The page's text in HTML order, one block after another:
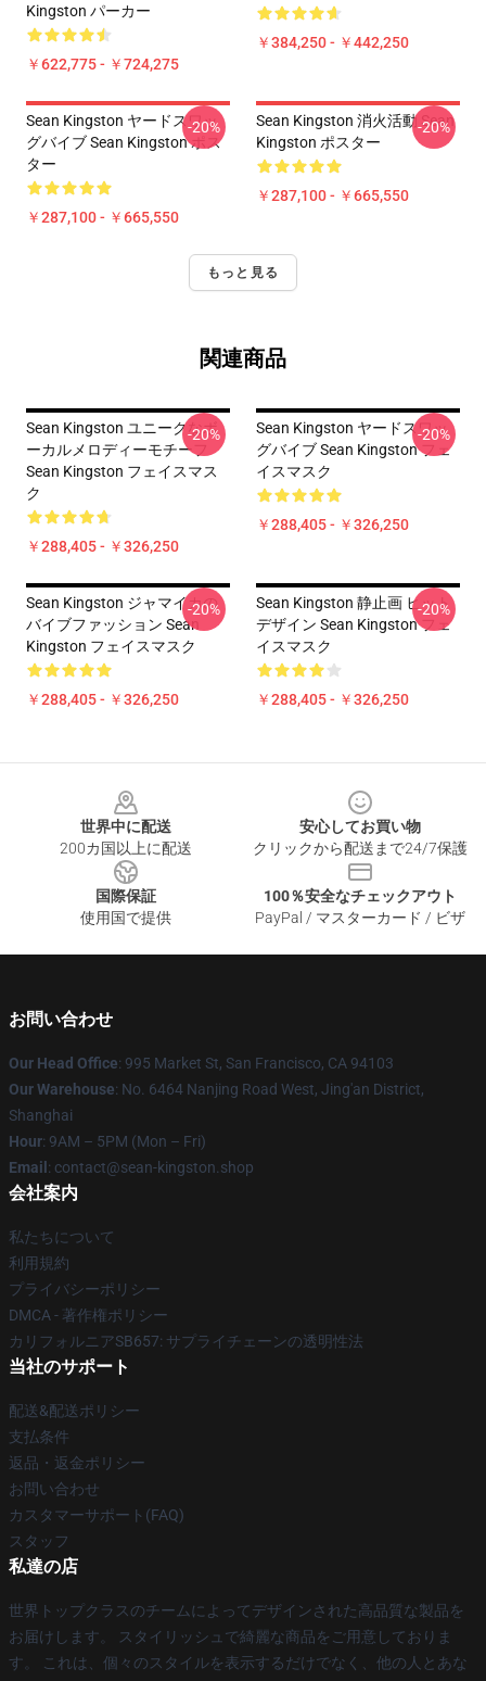
Kingston パーカー
￥622,775 - ￥724,275
￥384,250 - ￥442,250
Sean Kingston ヤードスワッ
グバイブ Sean Kingston ポス
ター
￥287,100 - ￥665,550
-20%
Sean Kingston 消火活動 Sean
Kingston ポスター
￥287,100 - ￥665,550
-20%
もっと見る
関連商品
Sean Kingston ユニークなボ
ーカルメロディーモチーフ
Sean Kingston フェイスマス
ク
￥288,405 - ￥326,250
-20%
Sean Kingston ヤードスワッ
グバイブ Sean Kingston フェ
イスマスク
￥288,405 - ￥326,250
-20%
Sean Kingston ジャマイカの
バイブファッション Sean
Kingston フェイスマスク
￥288,405 - ￥326,250
-20%
Sean Kingston 静止画 ヒット
デザイン Sean Kingston フェ
イスマスク
￥288,405 - ￥326,250
-20%
世界中に配送
200カ国以上に配送
安心してお買い物
クリックから配送まで24/7保護
国際保証
使用国で提供
100％安全なチェックアウト
PayPal / マスターカード / ビザ
お問い合わせ
Our Head Office: 995 Market St, San Francisco, CA 94103
Our Warehouse: No. 6464 Nanjing Road West, Jing'an District,
Shanghai
Hour: 9AM – 5PM (Mon – Fri)
Email : contact@sean-kingston.shop
会社案内
私たちについて
利用規約
プライバシーポリシー
DMCA - 著作権ポリシー
カリフォルニアSB657: サプライチェーンの透明性法
当社のサポート
配送&配送ポリシー
支払条件
返品・返金ポリシー
お問い合わせ
カスタマーサポート(FAQ)
スタッフ
私達の店
世界トップクラスのチームによってデザインされた高品質な製品を
お届けします。 スタイリッシュで綺麗な商品をご用意しておりま
す。 これは、個々のスタイルを表示するだけでなく、他の人とあな